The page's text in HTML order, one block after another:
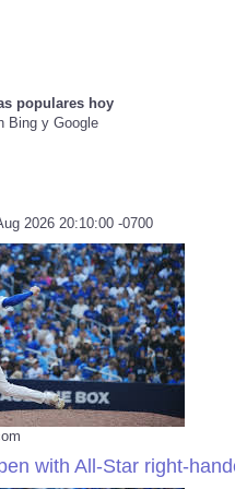
populares hoy
Bing y Google
2026 20:10:00 -0700
with All-Star right-